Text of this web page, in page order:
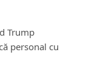
Trump
personal cu